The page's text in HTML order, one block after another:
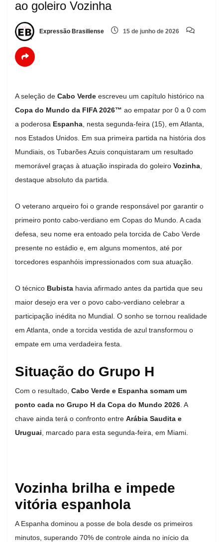
ao goleiro Vozinha
Expressão Brasiliense 15 de junho de 2026
A seleção de Cabo Verde escreveu um capítulo histórico na
Copa do Mundo da FIFA 2026™ ao empatar por 0 a 0 com
a poderosa Espanha , nesta segunda-feira (15), em Atlanta,
nos Estados Unidos. Em sua primeira partida na história dos
Mundiais, os Tubarões Azuis conquistaram um resultado
memorável graças à atuação inspirada do goleiro Vozinha
destaque absoluto da partida.
O veterano arqueiro foi o grande responsável por garantir o
primeiro ponto cabo-verdiano em Copas do Mundo. A cada
defesa, seu nome era entoado pela torcida de Cabo Verde
presente no estádio e, em alguns momentos, até por
torcedores espanhóis impressionados com sua atuação.
O técnico Bubista havia afirmado antes da partida que seu
maior desejo era ver o povo cabo-verdiano celebrar a
participação inédita no Mundial. O sonho se tornou realidade
em Atlanta, onde a torcida vestida de azul transformou o
empate em uma verdadeira festa.
Situação do Grupo H
Com o resultado, Cabo Verde e Espanha somam um
ponto cada no Grupo H da Copa do Mundo 2026 . A
chave ainda terá o confronto entre Arábia Saudita e
Uruguai , marcado para esta segunda-feira, em Miami.
Vozinha brilha e impede
vitória espanhola
A Espanha dominou a posse de bola desde os primeiros
minutos, superando 70% de controle ainda no início da